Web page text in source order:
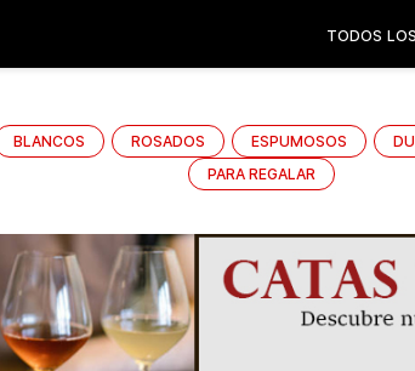
TODOS
BLANCOS ROSADOS ESPUMOSOS
PARA REGALAR